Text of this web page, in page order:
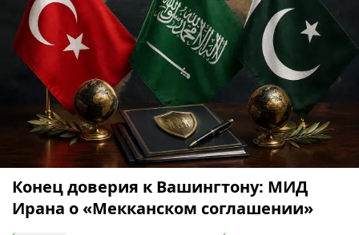
Конец доверия к Вашингтону: МИД
Ирана о «Мекканском соглашении»